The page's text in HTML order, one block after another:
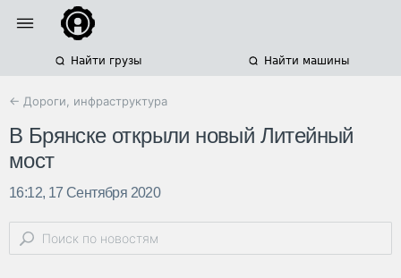
Найти грузы Найти машины
← Дороги, инфраструктура
В Брянске открыли новый Литейный
мост
16:12, 17 Сентября 2020